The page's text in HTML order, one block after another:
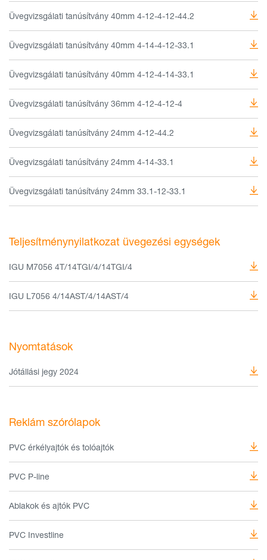
Üvegvizsgálati tanúsítvány 40mm 4-12-4-12-44.2
Üvegvizsgálati tanúsítvány 40mm 4-14-4-12-33.1
Üvegvizsgálati tanúsítvány 40mm 4-12-4-14-33.1
Üvegvizsgálati tanúsítvány 36mm 4-12-4-12-4
Üvegvizsgálati tanúsítvány 24mm 4-12-44.2
Üvegvizsgálati tanúsítvány 24mm 4-14-33.1
Üvegvizsgálati tanúsítvány 24mm 33.1-12-33.1
Teljesítménynyilatkozat üvegezési egységek
IGU M7056 4T/14TGI/4/14TGI/4
IGU L7056 4/14AST/4/14AST/4
Nyomtatások
Jótállási jegy 2024
Reklám szórólapok
PVC érkélyajtók és tolóajtók
PVC P-line
Ablakok és ajtók PVC
PVC Investline